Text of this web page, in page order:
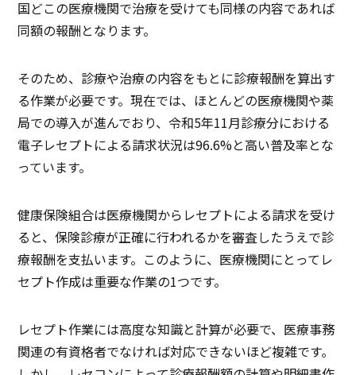
国どこの医療機関で治療を受けても同様の内容であれば
同額の報酬となります。
そのため、診療や治療の内容をもとに診療報酬を算出す
る作業が必要です。現在では、ほとんどの医療機関や薬
局での導入が進んでおり、令和5年11月診療分における
電子レセプトによる請求状況は96.6%と高い普及率とな
っています。
健康保険組合は医療機関からレセプトによる請求を受け
ると、保険診療が正確に行われるかを審査したうえで診
療報酬を支払います。このように、医療機関にとってレ
セプト作成は重要な作業の1つです。
レセプト作業には高度な知識と計算が必要で、医療事務
関連の有資格者でなければ対応できないほど複雑です。